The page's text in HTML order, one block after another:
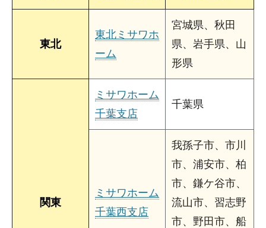
東北
東北ミサワホ
ーム
宮城県、秋田
県、岩手県、山
形県
関東
ミサワホーム
千葉支店
千葉県
ミサワホーム
千葉西支店
我孫子市、市川
市、浦安市、柏
市、鎌ケ谷市、
流山市、習志野
市、野田市、船